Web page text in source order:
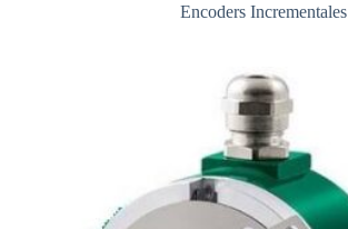
Encoders Incrementales